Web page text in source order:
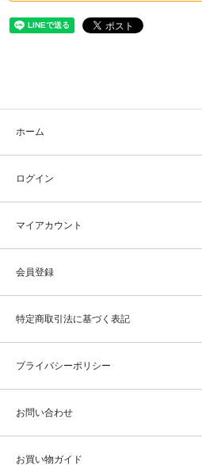
ホーム
ログイン
マイアカウント
会員登録
特定商取引法に基づく表記
プライバシーポリシー
お問い合わせ
お買い物ガイド